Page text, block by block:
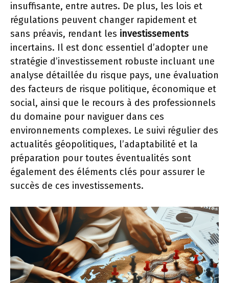
insuffisante, entre autres. De plus, les lois et
régulations peuvent changer rapidement et
sans préavis, rendant les investissements
incertains. Il est donc essentiel d’adopter une
stratégie d’investissement robuste incluant une
analyse détaillée du risque pays, une évaluation
des facteurs de risque politique, économique et
social, ainsi que le recours à des professionnels
du domaine pour naviguer dans ces
environnements complexes. Le suivi régulier des
actualités géopolitiques, l’adaptabilité et la
préparation pour toutes éventualités sont
également des éléments clés pour assurer le
succès de ces investissements.